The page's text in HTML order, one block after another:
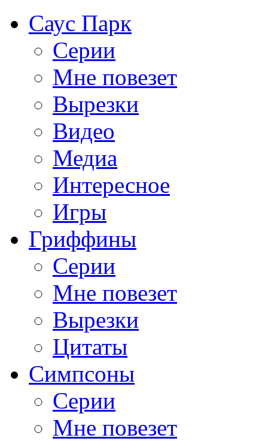
Саус Парк
Серии
Мне повезет
Вырезки
Видео
Медиа
Интересное
Игры
Гриффины
Серии
Мне повезет
Вырезки
Цитаты
Симпсоны
Серии
Мне повезет